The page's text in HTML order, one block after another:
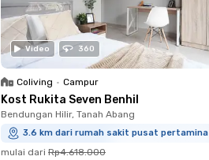
Video 360
Coliving • Campur
Kost Rukita Seven Benhil
Bendungan Hilir, Tanah Abang
3.6 km dari rumah sakit pusat pertamina
mulai dari Rp4.618.000